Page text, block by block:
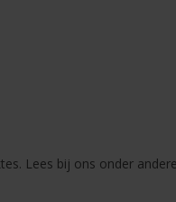
Lees bij ons onder